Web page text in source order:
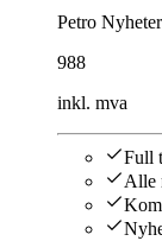
Petro
988
inkl. mva
Full
Alle